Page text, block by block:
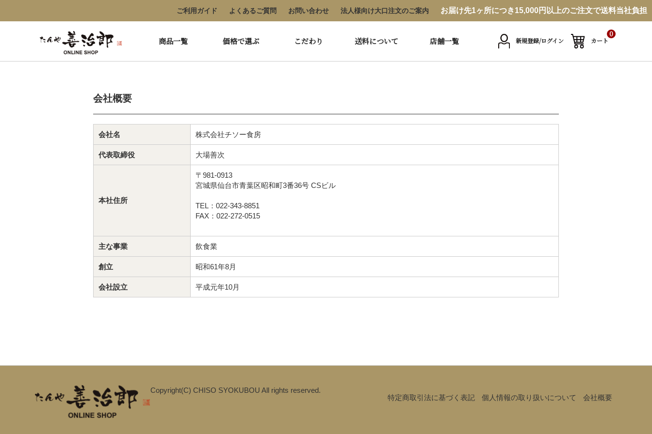
ご利用ガイド よくあるご質問 お問い合わせ 法人様向け大口注文のご案内 お届け先1ヶ所につき15,000円以上のご注文で送料当社負担
商品一覧 価格で選ぶ こだわり 送料について 店舗一覧 カート
0
新規登録/ログイン
会社概要
会社名 株式会社チソー食房
代表取締役 大場善次
本社住所
〒981-0913
宮城県仙台市青葉区昭和町3番36号 CSビル
TEL：022-343-8851
FAX：022-272-0515
主な事業 飲食業
創立 昭和61年8月
会社設立 平成元年10月
特定商取引法に基づく表記 個人情報の取り扱いについて 会社概要
Copyright(C) CHISO SYOKUBOU All rights reserved.